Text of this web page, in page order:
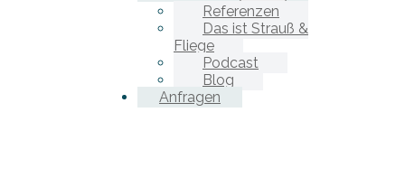
Referenzen
Das ist Strauß &
Fliege
Podcast
Blog
Anfragen